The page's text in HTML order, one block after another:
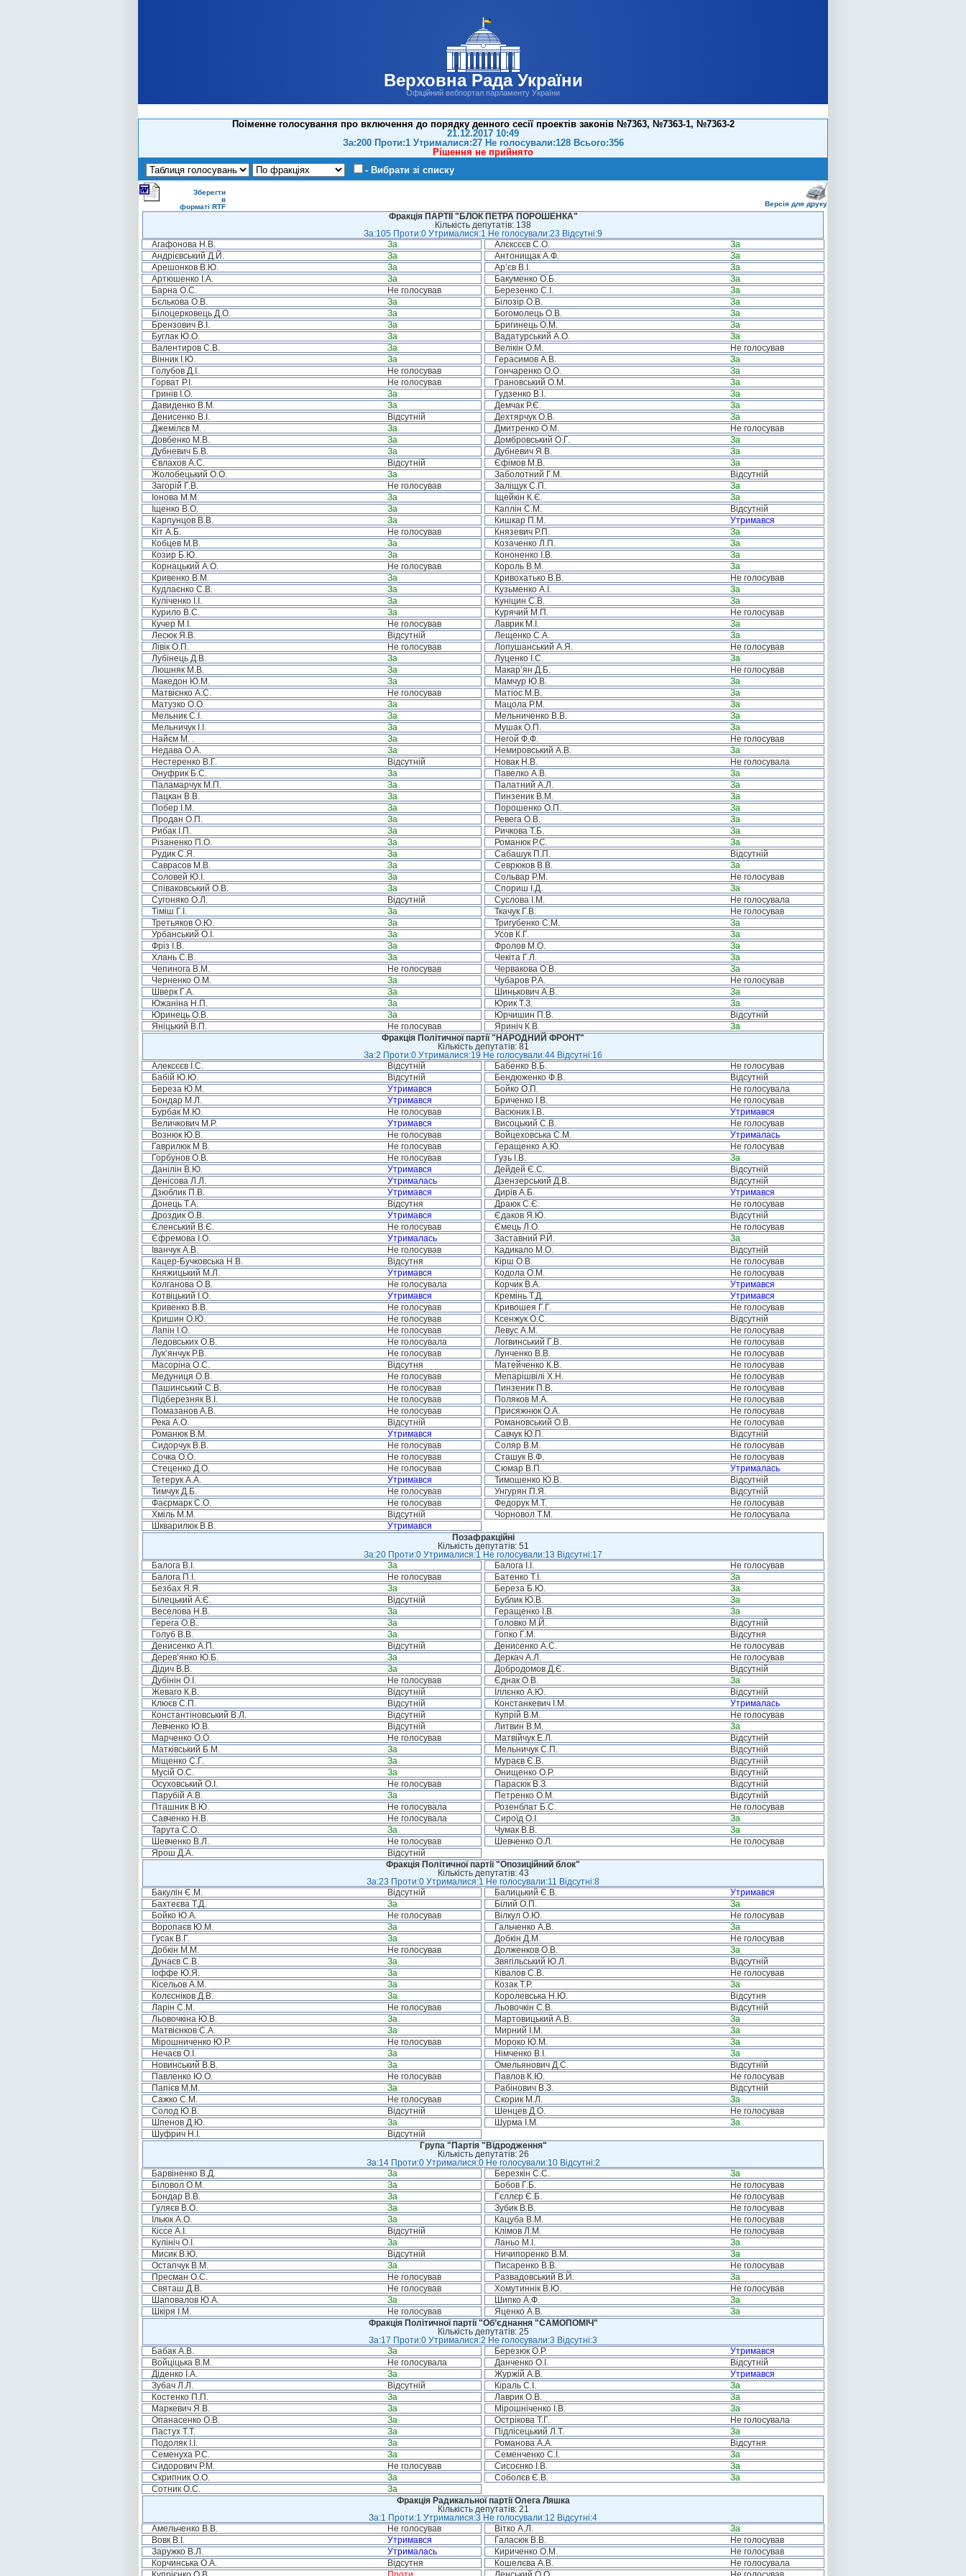
Верховна Рада України
Офіційний вебпортал парламенту України
Поіменне голосування про включення до порядку денного сесії проектів законів №7363, №7363-1, №7363-2
21.12.2017 10:49
За:200 Проти:1 Утрималися:27 Не голосували:128 Всього:356
Рішення не прийнято
- Вибрати зі списку
Зберегти
в
форматі RTF
Версія для друку
Фракція ПАРТІЇ "БЛОК ПЕТРА ПОРОШЕНКА"
Кількість депутатів: 138
За:105 Проти:0 Утрималися:1 Не голосували:23 Відсутні:9
Агафонова Н.В.
За Алєксєєв С.О.
За
Андрієвський Д.Й.
За Антонищак А.Ф.
За
Арешонков В.Ю.
За Ар’єв В.І.
За
Артюшенко І.А.
За Бакуменко О.Б.
За
Барна О.С.
Не голосував Березенко С.І.
За
Бєлькова О.В.
За Білозір О.В.
За
Білоцерковець Д.О.
За Богомолець О.В.
За
Брензович В.І.
За Бригинець О.М.
За
Буглак Ю.О.
За Вадатурський А.О.
За
Валентиров С.В.
За Велікін О.М.
Не голосував
Вінник І.Ю.
За Герасимов А.В.
За
Голубов Д.І.
Не голосував Гончаренко О.О.
За
Горват Р.І.
Не голосував Грановський О.М.
За
Гринів І.О.
За Гудзенко В.І.
За
Давиденко В.М.
За Демчак Р.Є.
За
Денисенко В.І.
Відсутній Дехтярчук О.В.
За
Джемілєв М. .
За Дмитренко О.М.
Не голосував
Довбенко М.В.
За Домбровський О.Г.
За
Дубневич Б.В.
За Дубневич Я.В.
За
Євлахов А.С.
Відсутній Єфімов М.В.
За
Жолобецький О.О.
За Заболотний Г.М.
Відсутній
Загорій Г.В.
Не голосував Заліщук С.П.
За
Іонова М.М.
За Іщейкін К.Є.
За
Іщенко В.О.
За Каплін С.М.
Відсутній
Карпунцов В.В.
За Кишкар П.М.
Утримався
Кіт А.Б.
Не голосував Князевич Р.П.
За
Кобцев М.В.
За Козаченко Л.П.
За
Козир Б.Ю.
За Кононенко І.В.
За
Корнацький А.О.
Не голосував Король В.М.
За
Кривенко В.М.
За Кривохатько В.В.
Не голосував
Кудлаєнко С.В.
За Кузьменко А.І.
За
Куліченко І.І.
За Куніцин С.В.
За
Курило В.С.
За Курячий М.П.
Не голосував
Кучер М.І.
Не голосував Лаврик М.І.
За
Лесюк Я.В.
Відсутній Лещенко С.А.
За
Лівік О.П.
Не голосував Лопушанський А.Я.
Не голосував
Лубінець Д.В.
За Луценко І.С.
За
Люшняк М.В.
За Макар’ян Д.Б.
Не голосував
Македон Ю.М.
За Мамчур Ю.В.
За
Матвієнко А.С.
Не голосував Матіос М.В.
За
Матузко О.О.
За Мацола Р.М.
За
Мельник С.І.
За Мельниченко В.В.
За
Мельничук І.І.
За Мушак О.П.
За
Найєм М. .
За Негой Ф.Ф.
Не голосував
Недава О.А.
За Немировський А.В.
За
Нестеренко В.Г.
Відсутній Новак Н.В.
Не голосувала
Онуфрик Б.С.
За Павелко А.В.
За
Паламарчук М.П.
За Палатний А.Л.
За
Пацкан В.В.
За Пинзеник В.М.
За
Побер І.М.
За Порошенко О.П.
За
Продан О.П.
За Ревега О.В.
За
Рибак І.П.
За Ричкова Т.Б.
За
Різаненко П.О.
За Романюк Р.С.
За
Рудик С.Я.
За Сабашук П.П.
Відсутній
Саврасов М.В.
За Севрюков В.В.
За
Соловей Ю.І.
За Сольвар Р.М.
Не голосував
Співаковський О.В.
За Спориш І.Д.
За
Сугоняко О.Л.
Відсутній Суслова І.М.
Не голосувала
Тіміш Г.І.
За Ткачук Г.В.
Не голосував
Третьяков О.Ю.
За Тригубенко С.М.
За
Урбанський О.І.
За Усов К.Г.
За
Фріз І.В.
За Фролов М.О.
За
Хлань С.В.
За Чекіта Г.Л.
За
Чепинога В.М.
Не голосував Червакова О.В.
За
Черненко О.М.
За Чубаров Р.А.
Не голосував
Шверк Г.А.
За Шинькович А.В.
За
Южаніна Н.П.
За Юрик Т.З.
За
Юринець О.В.
За Юрчишин П.В.
Відсутній
Яніцький В.П.
Не голосував Яриніч К.В.
За
Фракція Політичної партії "НАРОДНИЙ ФРОНТ"
Кількість депутатів: 81
За:2 Проти:0 Утрималися:19 Не голосували:44 Відсутні:16
Алексєєв І.С.
Відсутній Бабенко В.Б.
Не голосував
Бабій Ю.Ю.
Відсутній Бендюженко Ф.В.
Відсутній
Береза Ю.М.
Утримався Бойко О.П.
Не голосувала
Бондар М.Л.
Утримався Бриченко І.В.
Не голосував
Бурбак М.Ю.
Не голосував Васюник І.В.
Утримався
Величкович М.Р.
Утримався Висоцький С.В.
Не голосував
Вознюк Ю.В.
Не голосував Войцеховська С.М.
Утрималась
Гаврилюк М.В.
Не голосував Геращенко А.Ю.
Не голосував
Горбунов О.В.
Не голосував Гузь І.В.
За
Данілін В.Ю.
Утримався Дейдей Є.С.
Відсутній
Денісова Л.Л.
Утрималась Дзензерський Д.В.
Відсутній
Дзюблик П.В.
Утримався Дирів А.Б.
Утримався
Донець Т.А.
Відсутня Драюк С.Є.
Не голосував
Дроздик О.В.
Утримався Єдаков Я.Ю.
Відсутній
Єленський В.Є.
Не голосував Ємець Л.О.
Не голосував
Єфремова І.О.
Утрималась Заставний Р.Й.
За
Іванчук А.В.
Не голосував Кадикало М.О.
Відсутній
Кацер-Бучковська Н.В.
Відсутня Кірш О.В.
Не голосував
Княжицький М.Л.
Утримався Кодола О.М.
Не голосував
Колганова О.В.
Не голосувала Корчик В.А.
Утримався
Котвіцький І.О.
Утримався Кремінь Т.Д.
Утримався
Кривенко В.В.
Не голосував Кривошея Г.Г.
Не голосував
Кришин О.Ю.
Не голосував Ксенжук О.С.
Відсутній
Лапін І.О.
Не голосував Левус А.М.
Не голосував
Ледовських О.В.
Не голосувала Логвинський Г.В.
Не голосував
Лук’янчук Р.В.
Не голосував Лунченко В.В.
Не голосував
Масоріна О.С.
Відсутня Матейченко К.В.
Не голосував
Медуниця О.В.
Не голосував Мепарішвілі Х.Н.
Не голосував
Пашинський С.В.
Не голосував Пинзеник П.В.
Не голосував
Підберезняк В.І.
Не голосував Поляков М.А.
Не голосував
Помазанов А.В.
Не голосував Присяжнюк О.А.
Не голосував
Река А.О.
Відсутній Романовський О.В.
Не голосував
Романюк В.М.
Утримався Савчук Ю.П.
Відсутній
Сидорчук В.В.
Не голосував Соляр В.М.
Не голосував
Сочка О.О.
Не голосував Сташук В.Ф.
Не голосував
Стеценко Д.О.
Не голосував Сюмар В.П.
Утрималась
Тетерук А.А.
Утримався Тимошенко Ю.В.
Відсутній
Тимчук Д.Б.
Не голосував Унгурян П.Я.
Відсутній
Фаєрмарк С.О.
Не голосував Федорук М.Т.
Не голосував
Хміль М.М.
Відсутній Чорновол Т.М.
Не голосувала
Шкварилюк В.В.
Утримався
Позафракційні
Кількість депутатів: 51
За:20 Проти:0 Утрималися:1 Не голосували:13 Відсутні:17
Балога В.І.
За Балога І.І.
Не голосував
Балога П.І.
Не голосував Батенко Т.І.
За
Безбах Я.Я.
За Береза Б.Ю.
За
Білецький А.Є.
Відсутній Бублик Ю.В.
За
Веселова Н.В.
За Геращенко І.В.
За
Герега О.В.
За Головко М.Й.
Відсутній
Голуб В.В.
За Гопко Г.М.
Відсутня
Денисенко А.П.
Відсутній Денисенко А.С.
Не голосував
Дерев’янко Ю.Б.
За Деркач А.Л.
Не голосував
Дідич В.В.
За Добродомов Д.Є.
Відсутній
Дубінін О.І.
Не голосував Єднак О.В.
За
Жеваго К.В.
Відсутній Іллєнко А.Ю.
Відсутній
Клюєв С.П.
Відсутній Констанкевич І.М.
Утрималась
Константіновський В.Л.
Відсутній Купрій В.М.
Не голосував
Левченко Ю.В.
Відсутній Литвин В.М.
За
Марченко О.О.
Не голосував Матвійчук Е.Л.
Відсутній
Матківський Б.М.
За Мельничук С.П.
Відсутній
Міщенко С.Г.
За Мураєв Є.В.
Відсутній
Мусій О.С.
За Онищенко О.Р.
Відсутній
Осуховський О.І.
Не голосував Парасюк В.З.
Відсутній
Парубій А.В.
За Петренко О.М.
Відсутній
Пташник В.Ю.
Не голосувала Розенблат Б.С.
Не голосував
Савченко Н.В.
Не голосувала Сироїд О.І.
За
Тарута С.О.
За Чумак В.В.
За
Шевченко В.Л.
Не голосував Шевченко О.Л.
Не голосував
Ярош Д.А.
Відсутній
Фракція Політичної партії "Опозиційний блок"
Кількість депутатів: 43
За:23 Проти:0 Утрималися:1 Не голосували:11 Відсутні:8
Бакулін Є.М.
Відсутній Балицький Є.В.
Утримався
Бахтеєва Т.Д.
За Білий О.П.
За
Бойко Ю.А.
Не голосував Вілкул О.Ю.
Не голосував
Воропаєв Ю.М.
За Гальченко А.В.
За
Гусак В.Г.
За Добкін Д.М.
Не голосував
Добкін М.М.
Не голосував Долженков О.В.
За
Дунаєв С.В.
За Звягільський Ю.Л.
Відсутній
Іоффе Ю.Я.
За Ківалов С.В.
Не голосував
Кісельов А.М.
За Козак Т.Р.
За
Колєсніков Д.В.
За Королевська Н.Ю.
Відсутня
Ларін С.М.
Не голосував Льовочкін С.В.
Відсутній
Льовочкіна Ю.В.
За Мартовицький А.В.
За
Матвієнков С.А.
За Мирний І.М.
За
Мірошниченко Ю.Р.
Не голосував Мороко Ю.М.
За
Нечаєв О.І.
За Німченко В.І.
За
Новинський В.В.
За Омельянович Д.С.
Відсутній
Павленко Ю.О.
Не голосував Павлов К.Ю.
Не голосував
Папієв М.М.
За Рабінович В.З.
Відсутній
Сажко С.М.
Не голосував Скорик М.Л.
За
Солод Ю.В.
Відсутній Шенцев Д.О.
Не голосував
Шпенов Д.Ю.
За Шурма І.М.
За
Шуфрич Н.І.
Відсутній
Група "Партія "Відродження"
Кількість депутатів: 26
За:14 Проти:0 Утрималися:0 Не голосували:10 Відсутні:2
Барвіненко В.Д.
За Березкін С.С.
За
Біловол О.М.
За Бобов Г.Б.
Не голосував
Бондар В.В.
За Гєллєр Є.Б.
Не голосував
Гуляєв В.О.
За Зубик В.В.
Не голосував
Ільюк А.О.
За Кацуба В.М.
Не голосував
Кіссе А.І.
Відсутній Клімов Л.М.
Не голосував
Кулініч О.І.
За Ланьо М.І.
За
Мисик В.Ю.
Відсутній Ничипоренко В.М.
За
Остапчук В.М.
За Писаренко В.В.
Не голосував
Пресман О.С.
Не голосував Развадовський В.Й.
За
Святаш Д.В.
Не голосував Хомутиннік В.Ю.
Не голосував
Шаповалов Ю.А.
За Шипко А.Ф.
За
Шкіря І.М.
Не голосував Яценко А.В.
За
Фракція Політичної партії "Об’єднання "САМОПОМІЧ"
Кількість депутатів: 25
За:17 Проти:0 Утрималися:2 Не голосували:3 Відсутні:3
Бабак А.В.
За Березюк О.Р.
Утримався
Войціцька В.М.
Не голосувала Данченко О.І.
Відсутній
Діденко І.А.
За Журжій А.В.
Утримався
Зубач Л.Л.
Відсутній Кіраль С.І.
За
Костенко П.П.
За Лаврик О.В.
За
Маркевич Я.В.
За Мірошніченко І.В.
За
Опанасенко О.В.
За Острікова Т.Г.
Не голосувала
Пастух Т.Т.
За Підлісецький Л.Т.
За
Подоляк І.І.
За Романова А.А.
Відсутня
Семенуха Р.С.
За Семенченко С.І.
За
Сидорович Р.М.
Не голосував Сисоєнко І.В.
За
Скрипник О.О.
За Соболєв Є.В.
За
Сотник О.С.
За
Фракція Радикальної партії Олега Ляшка
Кількість депутатів: 21
За:1 Проти:1 Утрималися:3 Не голосували:12 Відсутні:4
Амельченко В.В.
Не голосував Вітко А.Л.
За
Вовк В.І.
Утримався Галасюк В.В.
Не голосував
Заружко В.Л.
Утрималась Кириченко О.М.
Не голосував
Корчинська О.А.
Відсутня Кошелєва А.В.
Не голосувала